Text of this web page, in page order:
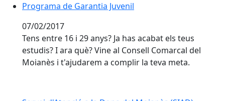
Programa de Garantia Juvenil
07/02/2017
Tens entre 16 i 29 anys? Ja has acabat els teus
estudis? I ara què? Vine al Consell Comarcal del
Moianès i t'ajudarem a complir la teva meta.